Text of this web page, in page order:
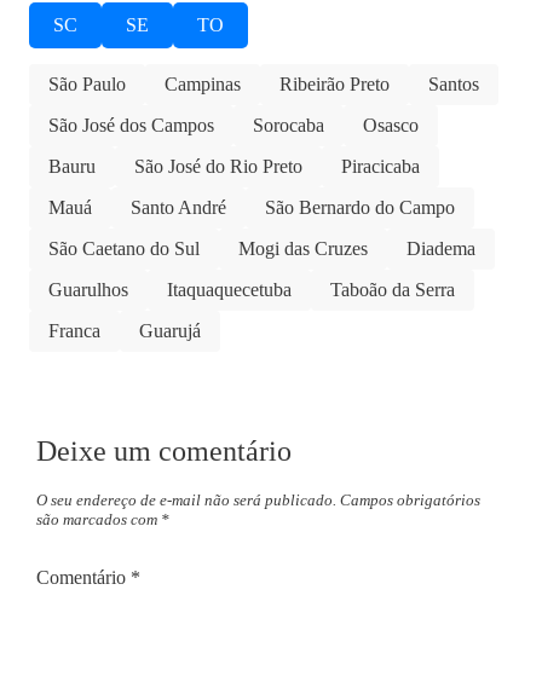
SC SE TO
São Paulo Campinas Ribeirão Preto
Santos
São José dos Campos
Sorocaba
Osasco
Bauru
São José do Rio Preto
Piracicaba
Mauá
Santo André
São Bernardo do Campo
São Caetano do Sul
Mogi das Cruzes
Diadema
Guarulhos
Itaquaquecetuba
Taboão da Serra
Franca
Guarujá
Deixe um comentário
O seu endereço de e-mail não será publicado. Campos obrigatórios
são marcados com *
Comentário *